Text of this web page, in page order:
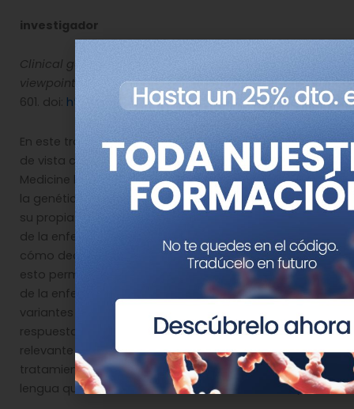
investigador
Clinical genomics: from a truly personal genome
viewpoint.
Lupski JR. Hum Genet. 2016 Jun;135(6):591-
601. doi: http://dx.doi.org/10.1007/s00439-016-1682-6
En este trabajo James R. Lupski evalúa desde su punto
de vista como investigador del Baylor College of
Medicine los pasos que han llevado a la utilización de
la genética y genómica en el área clínica. A través de
su propia experiencia como paciente e investigador
de la enfermedad Charcot-Marie-Tooth, Lupski narra
cómo decidió secuenciar su propio genoma y cómo
esto permitió identificar la causa genética concreta
de la enfermedad en su familia, además de identificar
variantes genéticas interesantes en relación a la
respuesta al tratamiento a fármacos (información
relevante para el investigador que podría necesitar
tratamiento para un carcinoma en la base de la
lengua que había metastatizado hacia el cuello).